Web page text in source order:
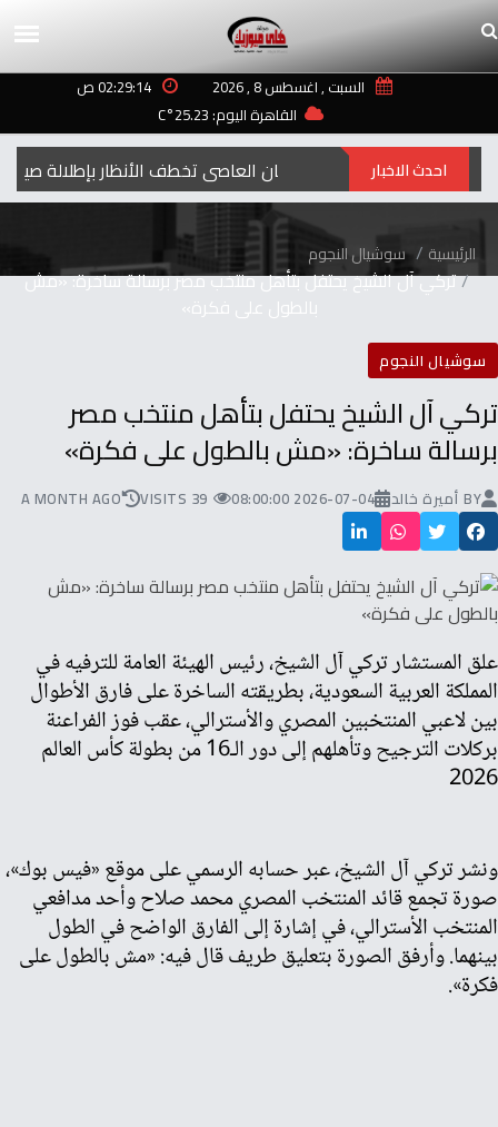
السبت , اغسطس 8 , 2026
02:29:14 ص
القاهرة اليوم: 25.23°C
إيمان العاصي تخطف الأنظار بإطلالة صيفية احدث الاخبار
الرئيسية سوشيال النجوم
تركي آل الشيخ يحتفل بتأهل منتخب مصر برسالة ساخرة: «مش
بالطول على فكرة»
سوشيال النجوم
تركي آل الشيخ يحتفل بتأهل منتخب مصر
برسالة ساخرة: «مش بالطول على فكرة»
BY أميرة خالد 2026-07-04 08:00:00
39 VISITS
A MONTH AGO
علق المستشار تركي آل الشيخ، رئيس الهيئة العامة للترفيه في
المملكة العربية السعودية، بطريقته الساخرة على فارق الأطوال
بين لاعبي المنتخبين المصري والأسترالي، عقب فوز الفراعنة
بركلات الترجيح وتأهلهم إلى دور الـ16 من بطولة كأس العالم
2026
ونشر تركي آل الشيخ، عبر حسابه الرسمي على موقع «فيس بوك»،
صورة تجمع قائد المنتخب المصري محمد صلاح وأحد مدافعي
المنتخب الأسترالي، في إشارة إلى الفارق الواضح في الطول
بينهما. وأرفق الصورة بتعليق طريف قال فيه: «مش بالطول على
فكرة».